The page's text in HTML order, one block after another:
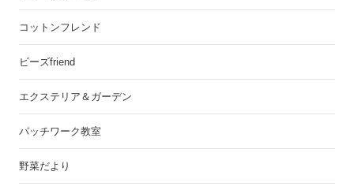
コットンフレンド
ビーズfriend
エクステリア＆ガーデン
パッチワーク教室
野菜だより